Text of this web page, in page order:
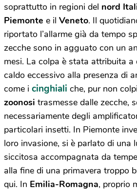
soprattutto in regioni del nord
Piemonte e il Veneto. Il
riportato l’allarme già da tempo
zecche sono in agguato con un
mesi. La colpa è stata attribuita a
caldo eccessivo alla presenza di
come i cinghiali che, pur non
zoonosi trasmesse dalle zecche,
necessariamente degli
particolari insetti. In Piemonte
loro invasione, si è parlato di una
siccitosa accompagnata da
alla fine di una primavera troppo
qui. In Emilia-Romagna, proprio